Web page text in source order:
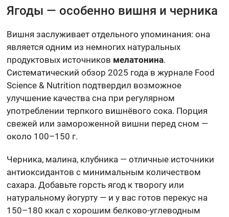
Ягоды — особенно вишня и черника
Вишня заслуживает отдельного упоминания: она
является одним из немногих натуральных
продуктовых источников мелатонина.
Систематический обзор 2025 года в журнале Food
Science & Nutrition подтвердил возможное
улучшение качества сна при регулярном
употреблении терпкого вишнёвого сока. Порция
свежей или замороженной вишни перед сном —
около 100–150 г.
Черника, малина, клубника — отличные источники
антиоксидантов с минимальным количеством
сахара. Добавьте горсть ягод к творогу или
натуральному йогурту — и у вас готов перекус на
150–180 ккал с хорошим белково-углеводным